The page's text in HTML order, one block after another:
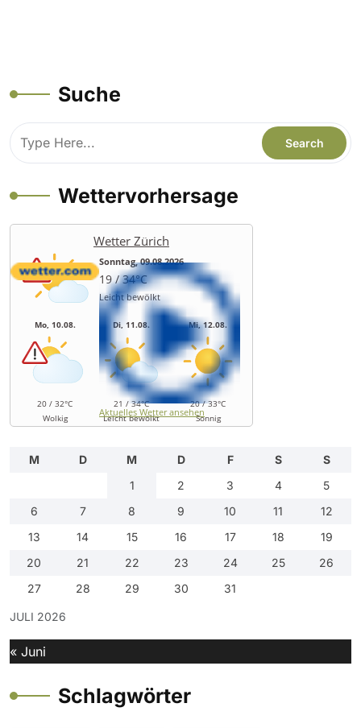
Suche
Wettervorhersage
Wetter Zürich
Sonntag, 09.08.2026
19 / 34°C
Leicht bewölkt
Mo, 10.08.
20 / 32°C
Wolkig
Di, 11.08.
21 / 34°C
Leicht bewölkt
Mi, 12.08.
20 / 33°C
Sonnig
Aktuelles Wetter ansehen
JULI 2026
M D M D F S
S
1
2 3 4
5
6
7 8 9 10 11
12
13
14 15 16 17 18
19
20
21 22 23 24 25
26
27
28 29 30 31
« Juni
Schlagwörter